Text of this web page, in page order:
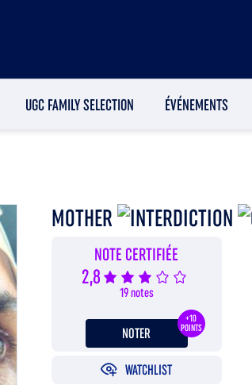
UGC FAMILY SELECTION ÉVÉNEMENTS
MOTHER
NOTE CERTIFIÉE
2,8
19 notes
+10
POINTS
NOTER
WATCHLIST